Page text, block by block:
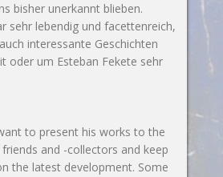
bisher unerkannt blieben.
sehr lebendig und facettenreich,
interessante Geschichten
oder um Esteban Fekete sehr
to present his works to the
and -collectors and keep
the latest development. Some